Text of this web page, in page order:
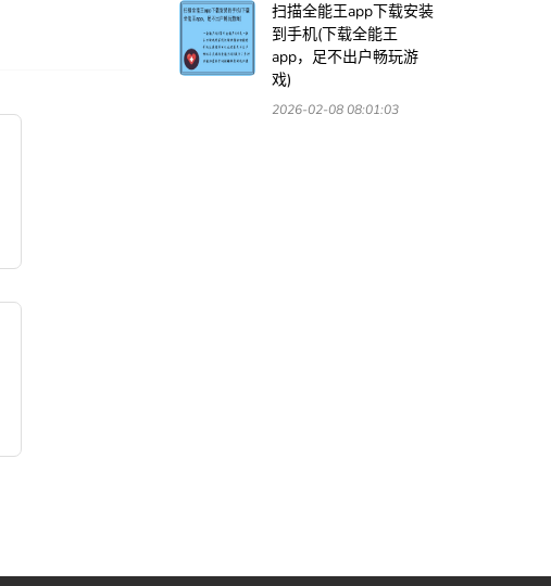
扫描全能王app下载安装
到手机(下载全能王
app，足不出户畅玩游
戏)
2026-02-08 08:01:03